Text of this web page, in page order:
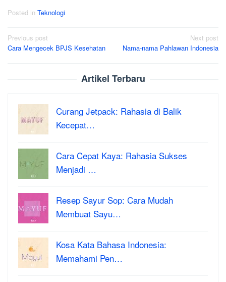
Posted in Teknologi
Post
navigation
Previous post
Cara Mengecek BPJS Kesehatan
Next post
Nama-nama Pahlawan Indonesia
Artikel Terbaru
Curang Jetpack: Rahasia di Balik
Kecepat…
Cara Cepat Kaya: Rahasia Sukses
Menjadi …
Resep Sayur Sop: Cara Mudah
Membuat Sayu…
Kosa Kata Bahasa Indonesia:
Memahami Pen…